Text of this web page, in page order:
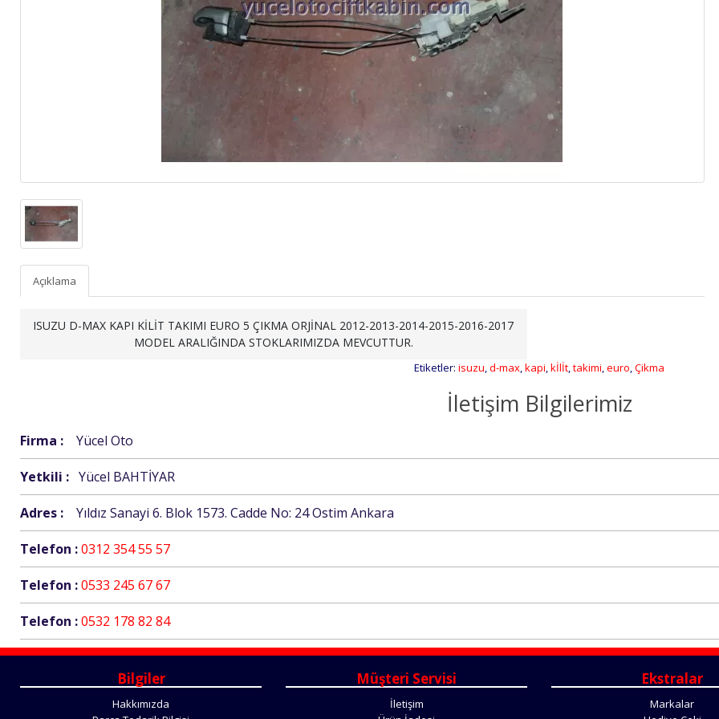
Açıklama
ISUZU D-MAX KAPI KİLİT TAKIMI EURO 5 ÇIKMA ORJİNAL 2012-2013-2014-2015-2016-2017
MODEL ARALIĞINDA STOKLARIMIZDA MEVCUTTUR.
Etiketler: isuzu,d-max,kapi,kİlİt,takimi,euro,Çikma
İletişim Bilgilerimiz
Firma : Yücel Oto
Yetkili : Yücel BAHTİYAR
Adres : Yıldız Sanayi 6. Blok 1573. Cadde No: 24 Ostim Ankara
Telefon :0312 354 55 57
Telefon :0533 245 67 67
Telefon :0532 178 82 84
Bilgiler
Hakkımızda
Müşteri Servisi
İletişim
Ekstralar
Markalar